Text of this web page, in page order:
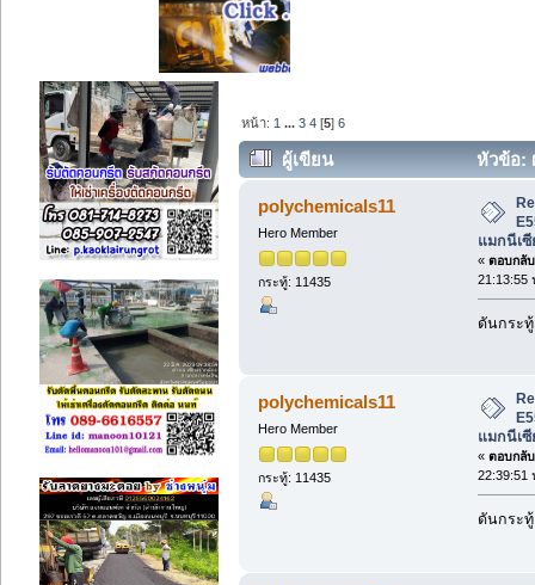
หน้า: 1 ...3 4 [5]6
ผู้เขียน
หัวข้อ:
แมกนีเซียมซิลิเกต. (อ่าน 917 ครั้ง)
polychemicals11
Hero Member
กระทู้: 11435
แมกนีเซี
« ตอบกลั
21:13:55
ดันกระทู้
polychemicals11
Hero Member
กระทู้: 11435
แมกนีเซี
« ตอบกลั
22:39:51
ดันกระทู้